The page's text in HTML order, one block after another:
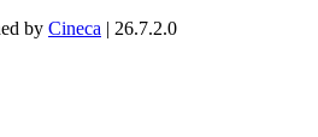
by Cineca | 26.7.2.0